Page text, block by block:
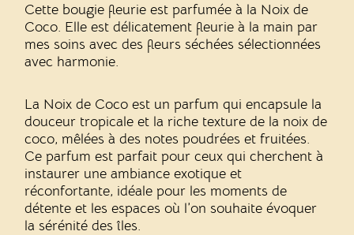
Cette bougie fleurie est parfumée à la Noix de
Coco. Elle est délicatement fleurie à la main par
mes soins avec des fleurs séchées sélectionnées
avec harmonie.
La Noix de Coco est un parfum qui encapsule la
douceur tropicale et la riche texture de la noix de
coco, mêlées à des notes poudrées et fruitées.
Ce parfum est parfait pour ceux qui cherchent à
instaurer une ambiance exotique et
réconfortante, idéale pour les moments de
détente et les espaces où l’on souhaite évoquer
la sérénité des îles.